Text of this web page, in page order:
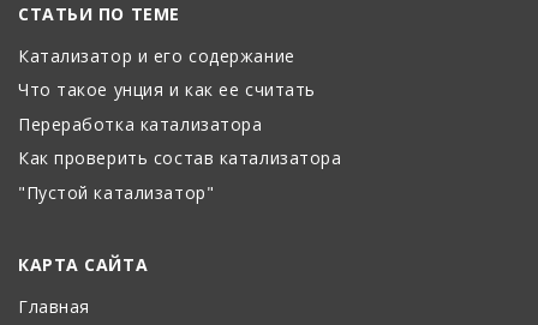
СТАТЬИ ПО ТЕМЕ
Катализатор и его содержание
Что такое унция и как ее считать
Переработка катализатора
Как проверить состав катализатора
"Пустой катализатор"
КАРТА САЙТА
Главная